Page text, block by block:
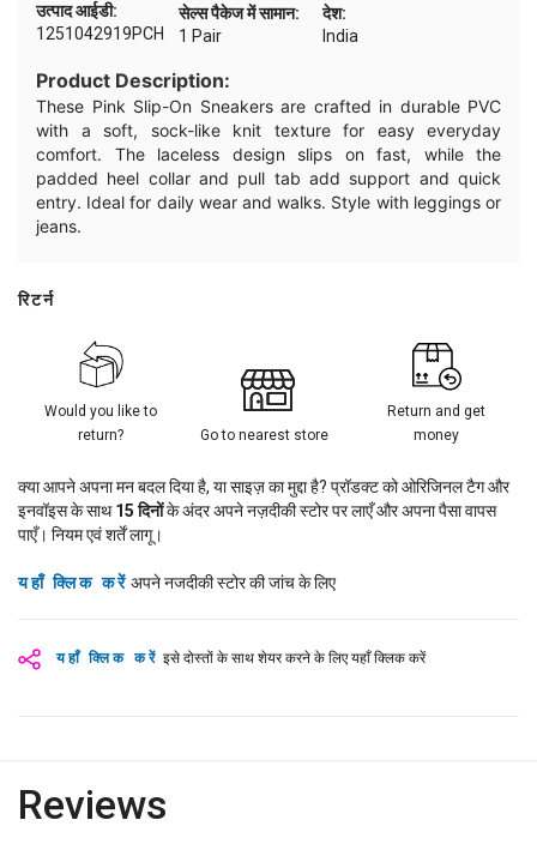
सेल्स पैकेज में सामान:
1 Pair
देश:
India
उत्पाद आईडी:
1251042919PCH
Product Description:
These Pink Slip-On Sneakers are crafted in durable PVC
with a soft, sock-like knit texture for easy everyday
comfort. The laceless design slips on fast, while the
padded heel collar and pull tab add support and quick
entry. Ideal for daily wear and walks. Style with leggings or
jeans.
यहाँ क्लिक करें इसे दोस्तों के साथ शेयर करने के लिए यहाँ क्लिक करें
रिटर्न
Would you like to
return?
Go to nearest store
Return and get
money
क्या आपने अपना मन बदल दिया है, या साइज़ का मुद्दा है? प्रॉडक्ट को ओरिजिनल टैग और
इनवॉइस के साथ15 दिनोंके अंदर अपने नज़दीकी स्टोर पर लाएँ और अपना पैसा वापस
पाएँ। नियम एवं शर्तें लागू।
यहाँ क्लिक करें अपने नजदीकी स्टोर की जांच के लिए
Reviews